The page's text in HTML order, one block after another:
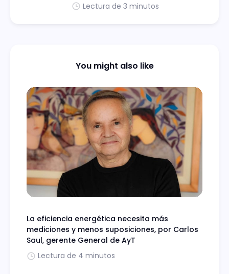
Lectura de 3 minutos
You might also like
La eficiencia energética necesita más
mediciones y menos suposiciones, por Carlos
Saul, gerente General de AyT
Lectura de 4 minutos